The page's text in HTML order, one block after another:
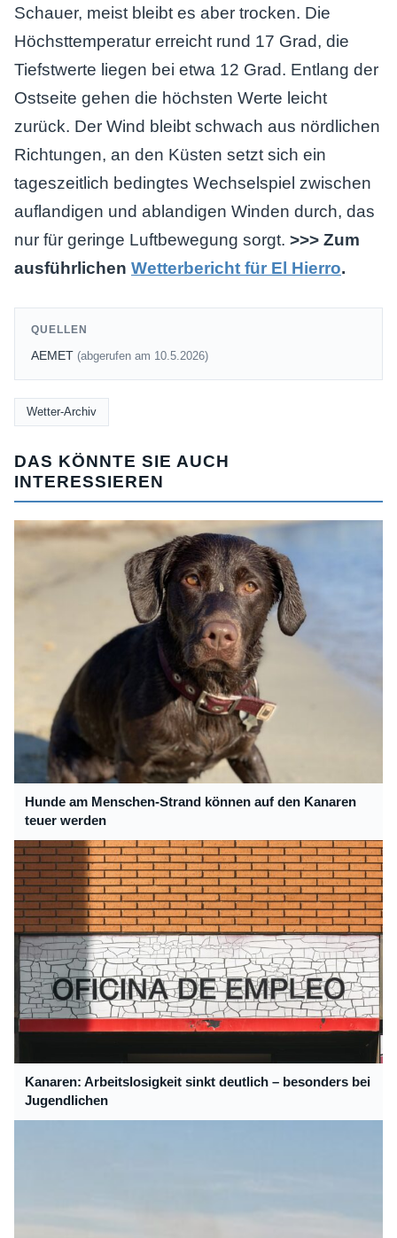
Schauer, meist bleibt es aber trocken. Die
Höchsttemperatur erreicht rund 17 Grad, die
Tiefstwerte liegen bei etwa 12 Grad. Entlang der
Ostseite gehen die höchsten Werte leicht
zurück. Der Wind bleibt schwach aus nördlichen
Richtungen, an den Küsten setzt sich ein
tageszeitlich bedingtes Wechselspiel zwischen
auflandigen und ablandigen Winden durch, das
nur für geringe Luftbewegung sorgt. >>> Zum
ausführlichen Wetterbericht für El Hierro.
QUELLEN
AEMET (abgerufen am 10.5.2026)
Wetter-Archiv
DAS KÖNNTE SIE AUCH
INTERESSIEREN
Hunde am Menschen-Strand können auf den Kanaren
teuer werden
Kanaren: Arbeitslosigkeit sinkt deutlich – besonders bei
Jugendlichen